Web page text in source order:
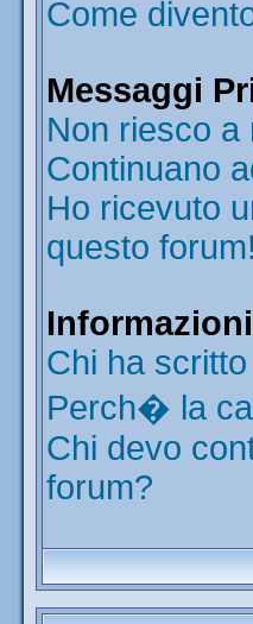
Come
Messaggi
Non riesco a
Continuano
Ho ricevuto
questo forum!
Chi ha
Perch� la
Chi devo
forum?